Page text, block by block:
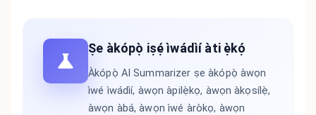
Ṣe àkópọ̀ iṣẹ́ ìwádìí àti ẹ̀kọ́
Àkópọ̀ AI Summarizer ṣe àkópọ̀ àwọn
ìwé ìwádìí, àwọn àpilẹ̀kọ, àwọn àkọsílẹ̀,
àwọn àbá, àwọn ìwé àròkọ, àwọn